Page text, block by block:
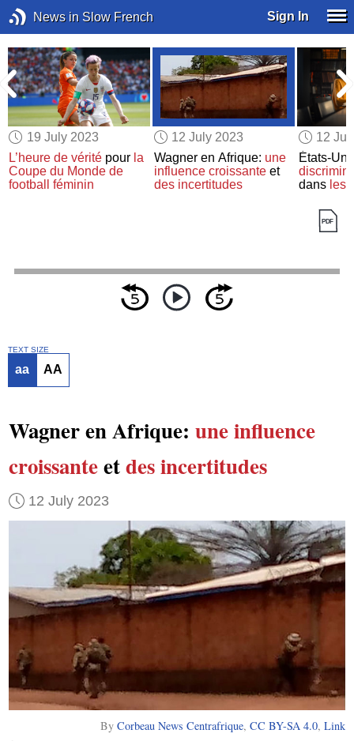
News in Slow French Sign In
19 July 2023
L’heure de vérité pour la
Coupe du Monde de
football féminin
12 July 2023
Wagner en Afrique: une
influence croissanteet
des incertitudes
12
États-
dans les
TEXT SIZE
aa AA
Wagner en Afrique: une influence
croissanteetdes incertitudes
12 July 2023
ByCorbeau News Centrafrique,CC BY-SA 4.0,Link